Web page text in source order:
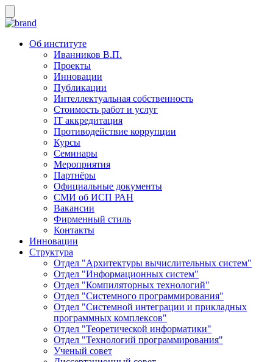
Об институте
Иванников В.П.
Проекты
Инновации
Публикации
Интеллектуальная собственность
Стоимость работ и услуг
IT аккредитация
Противодействие коррупции
Курсы
Семинары
Мероприятия
Партнёры
Официальные документы
СМИ об ИСП РАН
Вакансии
Фирменный стиль
Контакты
Инновации
Структура
Отдел "Архитектуры вычислительных систем"
Отдел "Информационных систем"
Отдел "Компиляторных технологий"
Отдел "Системного программирования"
Отдел "Системной интеграции и прикладных
программных комплексов"
Отдел "Теоретической информатики"
Отдел "Технологий программирования"
Ученый совет